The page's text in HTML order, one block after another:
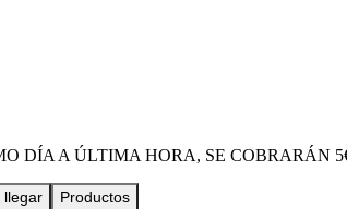
DÍA A ÚLTIMA HORA, SE COBRARÁN
llegar Productos